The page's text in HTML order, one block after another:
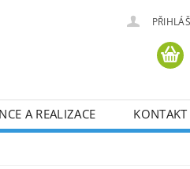
A REALIZACE
KONTAKT